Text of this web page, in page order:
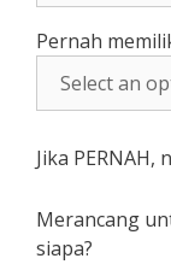
Pernah
Jika PERNAH,
Merancang
siapa?